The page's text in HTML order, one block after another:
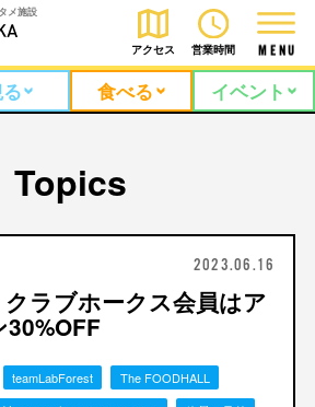
メ施設
アクセス 営業時間 M E N U
食べる イベント
Topics
2023.06.16
クラブホークス会員はア
30%OFF
teamLabForest
The FOODHALL